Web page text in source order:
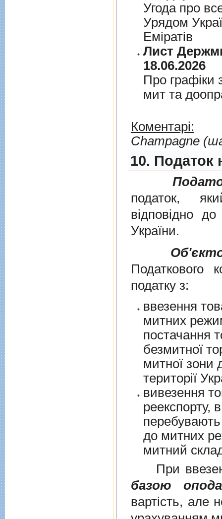
Угода про
Урядом
Емiратiв
Лист
18.06.2026
Про графiки
мит та
Коментарі:
Сhampagne
10. Податок
податок,
вiдповiдно
України.
Податкового
податку з:
ввезення
митних
постачання
безмитної
митної зони для їх
території
вивезення
реекспорту,
перебувають у
до митних
митний
При
базою
вартість, але